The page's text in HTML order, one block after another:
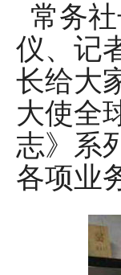
常务
仪、记
长给大
大使全
志》系
各项业